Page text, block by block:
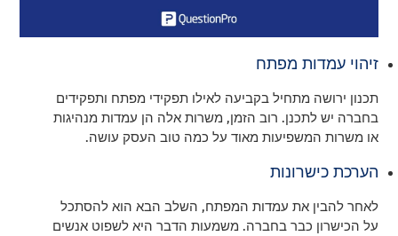
זיהוי עמדות מפתח
תכנון ירושה מתחיל בקביעה לאילו תפקידי מפתח ותפקידים
בחברה יש לתכנן. רוב הזמן, משרות אלה הן עמדות מנהיגות
או משרות המשפיעות מאוד על כמה טוב העסק עושה.
הערכת כישרונות
לאחר להבין את עמדות המפתח, השלב הבא הוא להסתכל
על הכישרון כבר בחברה. משמעות הדבר היא לשפוט אנשים